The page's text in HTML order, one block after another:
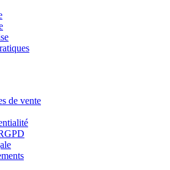
de vente